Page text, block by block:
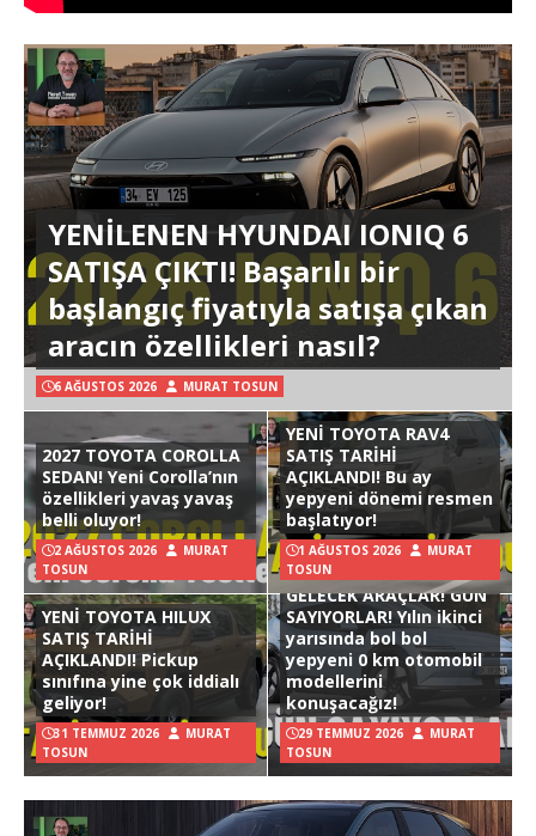
YENİLENEN HYUNDAI IONIQ 6
SATIŞA ÇIKTI! Başarılı bir
başlangıç fiyatıyla satışa çıkan
aracın özellikleri nasıl?
6 AĞUSTOS 2026 MURAT TOSUN
2027 TOYOTA COROLLA
SEDAN! Yeni Corolla’nın
özellikleri yavaş yavaş
belli oluyor!
2 AĞUSTOS 2026
MURAT
TOSUN
YENİ TOYOTA RAV4
SATIŞ TARİHİ
AÇIKLANDI! Bu ay
yepyeni dönemi resmen
başlatıyor!
1 AĞUSTOS 2026
MURAT
TOSUN
YENİ TOYOTA HILUX
SATIŞ TARİHİ
AÇIKLANDI! Pickup
sınıfına yine çok iddialı
geliyor!
31 TEMMUZ 2026
MURAT
TOSUN
GELECEK ARAÇLAR! GÜN
SAYIYORLAR! Yılın ikinci
yarısında bol bol
yepyeni 0 km otomobil
modellerini
konuşacağız!
29 TEMMUZ 2026
MURAT
TOSUN